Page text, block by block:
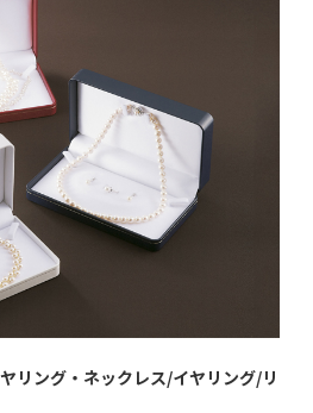
リング・ネックレス/イヤリング/リ